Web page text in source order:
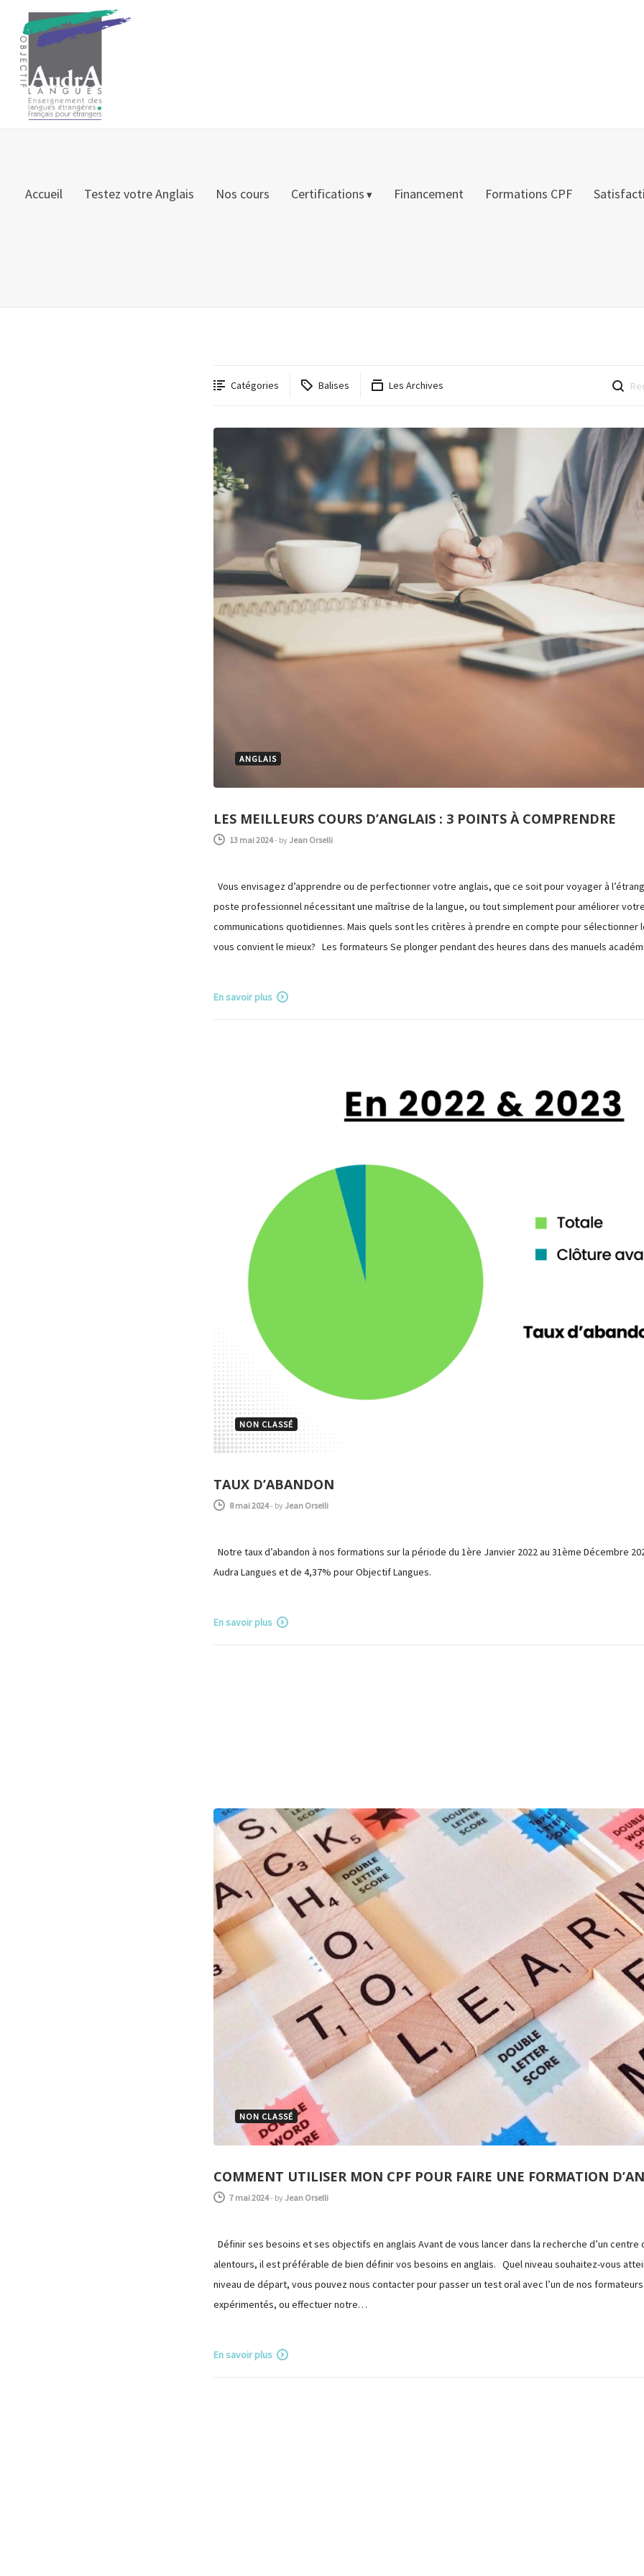
Accueil Testez votre Anglais Nos cours Certifications Financement Formations CPF
Catégories Balises Les Archives
ANGLAIS
LES MEILLEURS COURS D’ANGLAIS : 3 POINTS À COMPRENDRE
13 mai 2024- byJean Orselli
Vous envisagez d’apprendre ou de perfectionner votre anglais, que ce soit pour voyager à
poste professionnel nécessitant une maîtrise de la langue, ou tout simplement pour améliorer
communications quotidiennes. Mais quels sont les critères à prendre en compte pour sélectionner
vous convient le mieux? Les formateurs Se plonger pendant des heures dans des manuels
En savoir plus
NON CLASSÉ
TAUX D’ABANDON
8 mai 2024- byJean Orselli
Notre taux d’abandon à nos formations sur la période du 1ère Janvier 2022 au 31ème Décembre
Audra Langues et de 4,37% pour Objectif Langues.
En savoir plus
NON CLASSÉ
COMMENT UTILISER MON CPF POUR FAIRE UNE FORMATION
7 mai 2024- byJean Orselli
Définir ses besoins et ses objectifs en anglais Avant de vous lancer dans la recherche d’un centre
alentours, il est préférable de bien définir vos besoins en anglais. Quel niveau souhaitez-vous
niveau de départ, vous pouvez nous contacter pour passer un test oral avec l’un de nos
expérimentés, ou effectuer notre…
En savoir plus